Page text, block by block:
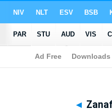
Biblia>Albanian>
◄